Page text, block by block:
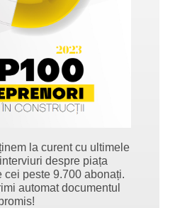
la curent cu ultimele
despre piața
cei peste 9.700 abonați.
automat documentul